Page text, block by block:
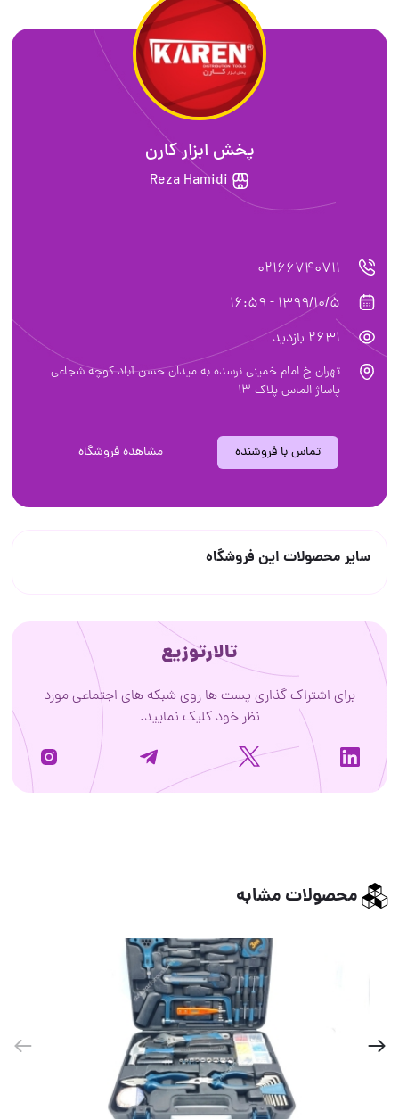
پخش ابزار کارن
Reza Hamidi
02166740711
1399/10/5 - 16:59
2631 بازدید
تهران خ امام خمینی نرسده به میدان حسن آباد کوچه شجاعی
پاساژ الماس پلاک ۱۳
تماس با فروشنده مشاهده فروشگاه
سایر محصولات این فروشگاه
تالارتوزیع
برای اشتراک گذاری پست ها روی شبکه های اجتماعی مورد
نظر خود کلیک نمایید.
محصولات مشابه